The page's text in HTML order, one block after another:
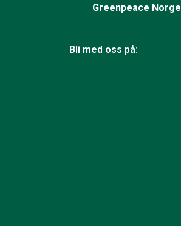
Greenpeace Norge
Bli med oss på: